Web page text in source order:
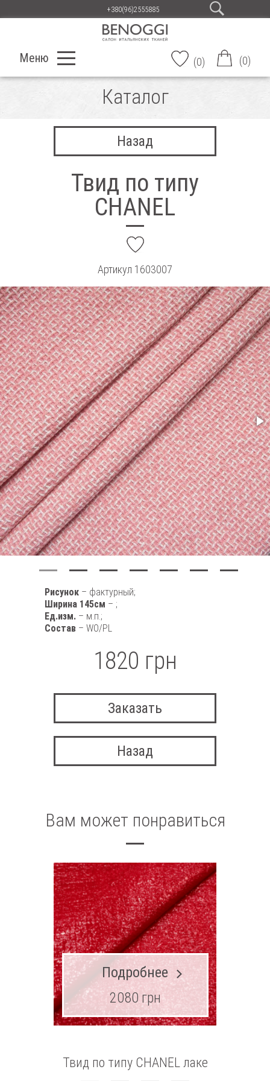
+380(96)2555885
Меню (0) (0)
Каталог
Назад
Твид по типу
CHANEL
Артикул 1603007
Рисунок – фактурный;
Ширина 145см – ;
Ед.изм. – м.п.;
Состав – WO/PL
1820 грн
Заказать
Назад
Вам может понравиться
Твид по типу CHANEL лаке
Подробнее
2080 грн